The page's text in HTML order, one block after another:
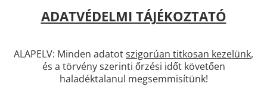
HOGYAN KERESSEN CSAPÁGY MÉRET SZERINT?
SZÁLLÍTÁSI INFORMÁCIÓK
PARTNERI KEDVEZMÉNYEK
ADATVÉDELMI TÁJÉKOZTATÓ
ALAPELV: Minden adatotszigorúan titkosan kezelünk,
és a törvény szerinti őrzési időt követően
haladéktalanul megsemmisítünk!